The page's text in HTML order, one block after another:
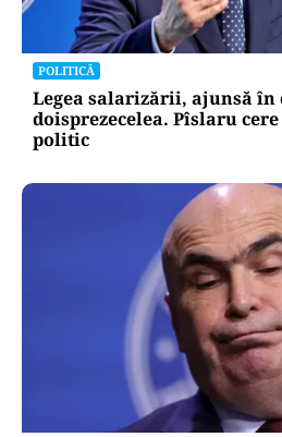
POLITICĂ
Legea salarizării, ajunsă în
doisprezecelea. Pîslaru
politic